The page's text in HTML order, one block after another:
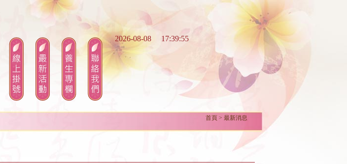
2026-08-08 17:39:55
首頁 > 最新消息